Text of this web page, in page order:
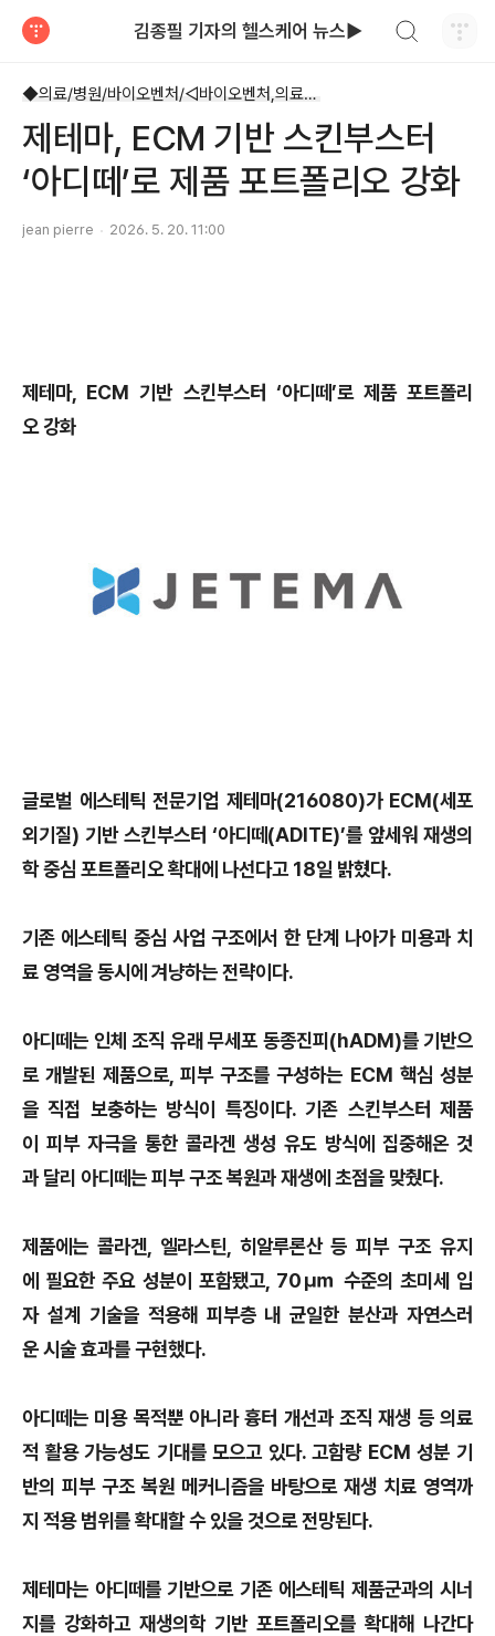
김종필 기자의 헬스케어 뉴스▶
◆의료/병원/바이오벤처/◁바이오벤처,의료기기
제테마, ECM 기반 스킨부스터
‘아디떼’로 제품 포트폴리오 강화
jean pierre 2026. 5. 20. 11:00
제테마, ECM 기반 스킨부스터 ‘아디떼’로 제품 포트폴리
오 강화
글로벌 에스테틱 전문기업 제테마(216080)가 ECM(세포
외기질) 기반 스킨부스터 ‘아디떼(ADITE)’를 앞세워 재생의
학 중심 포트폴리오 확대에 나선다고 18일 밝혔다.
기존 에스테틱 중심 사업 구조에서 한 단계 나아가 미용과 치
료 영역을 동시에 겨냥하는 전략이다.
아디떼는 인체 조직 유래 무세포 동종진피(hADM)를 기반으
로 개발된 제품으로, 피부 구조를 구성하는 ECM 핵심 성분
을 직접 보충하는 방식이 특징이다. 기존 스킨부스터 제품
이 피부 자극을 통한 콜라겐 생성 유도 방식에 집중해온 것
과 달리 아디떼는 피부 구조 복원과 재생에 초점을 맞췄다.
제품에는 콜라겐, 엘라스틴, 히알루론산 등 피부 구조 유지
에 필요한 주요 성분이 포함됐고, 70㎛ 수준의 초미세 입
자 설계 기술을 적용해 피부층 내 균일한 분산과 자연스러
운 시술 효과를 구현했다.
아디떼는 미용 목적뿐 아니라 흉터 개선과 조직 재생 등 의료
적 활용 가능성도 기대를 모으고 있다. 고함량 ECM 성분 기
반의 피부 구조 복원 메커니즘을 바탕으로 재생 치료 영역까
지 적용 범위를 확대할 수 있을 것으로 전망된다.
제테마는 아디떼를 기반으로 기존 에스테틱 제품군과의 시너
지를 강화하고 재생의학 기반 포트폴리오를 확대해 나간다